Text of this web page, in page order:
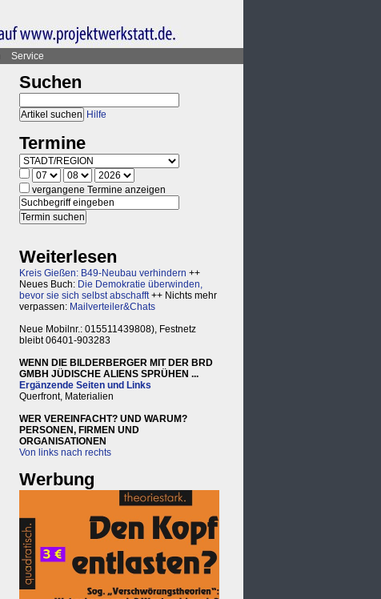
Service
Suchen
Hilfe
Termine
vergangene Termine anzeigen
Weiterlesen
Kreis Gießen: B49-Neubau verhindern ++
Neues Buch: Die Demokratie überwinden,
bevor sie sich selbst abschafft++ Nichts mehr
verpassen: Mailverteiler&Chats
Neue Mobilnr.: 015511439808), Festnetz
bleibt 06401-903283
WENN DIE BILDERBERGER MIT DER BRD
GMBH JÜDISCHE ALIENS SPRÜHEN ...
Ergänzende Seiten und Links
Querfront, Materialien
WER VEREINFACHT? UND WARUM?
PERSONEN, FIRMEN UND
ORGANISATIONEN
Von links nach rechts
Werbung